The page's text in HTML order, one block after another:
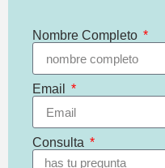
Nombre Completo
Email
Consulta